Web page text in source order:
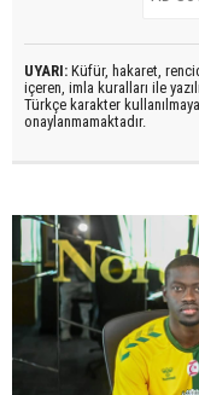
UYARI: Küfür, hakaret,
içeren, imla kuralları ile
Türkçe karakter
onaylanmamaktadır.